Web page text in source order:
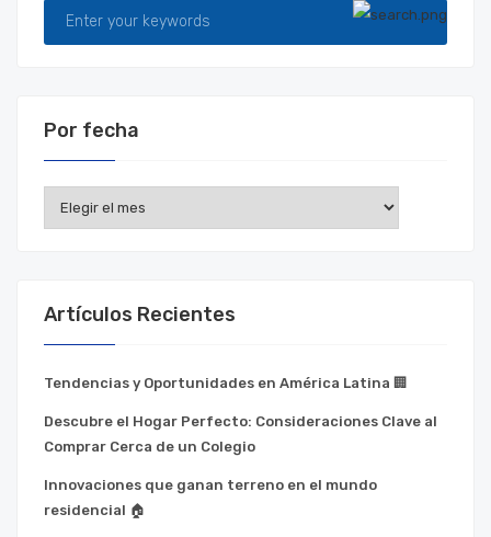
Por fecha
Por
fecha
Artículos Recientes
Tendencias y Oportunidades en América Latina 🏢
Descubre el Hogar Perfecto: Consideraciones Clave al
Comprar Cerca de un Colegio
Innovaciones que ganan terreno en el mundo
residencial 🏠